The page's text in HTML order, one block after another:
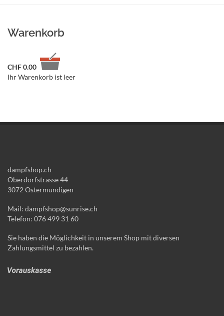
Warenkorb
CHF0.00
Ihr Warenkorb ist leer
dampfshop.ch
Oberdorfstrasse 44
3072 Ostermundigen
Mail: dampfshop@sunrise.ch
Telefon: 076 499 31 60
Sie haben die Möglichkeit in unserem Shop mit diversen
Zahlungsmittel zu bezahlen.